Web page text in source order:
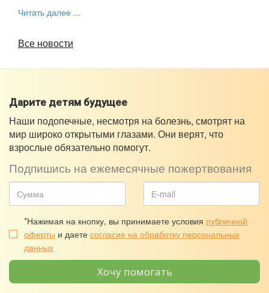
Читать далее ...
Все новости
Дарите детям будущее
Наши подопечные, несмотря на болезнь, смотрят на
мир широко открытыми глазами. Они верят, что
взрослые обязательно помогут.
Подпишись на ежемесячные пожертвования
*Нажимая на кнопку, вы принимаете условия публичной
оферты и даете согласие на обработку персональных
данных
Хочу помогать